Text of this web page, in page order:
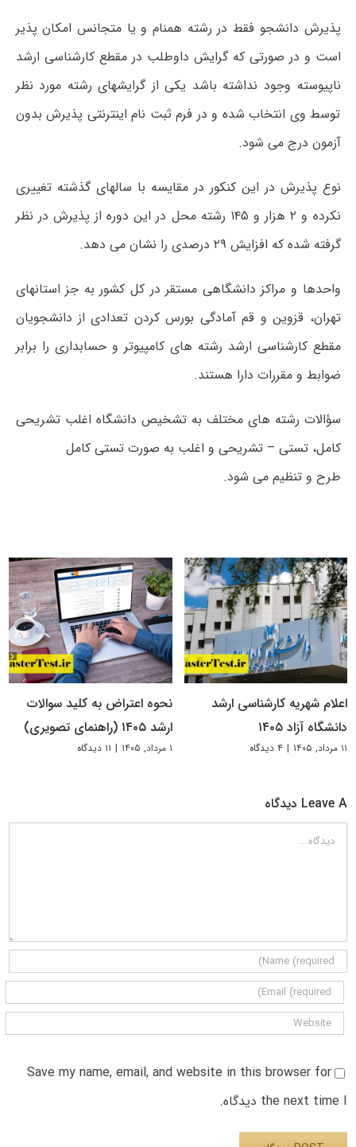
پذیرش دانشجو فقط در رشته همنام و یا متجانس امکان پذیر
است و در صورتی که گرایش داوطلب در مقطع کارشناسی ارشد
ناپیوسته وجود نداشته باشد یکی از گرایشهای رشته مورد نظر
توسط وی انتخاب شده و در فرم ثبت نام اینترنتی پذیرش بدون
آزمون درج می شود.
نوع پذیرش در این کنکور در مقایسه با سالهای گذشته تغییری
نکرده و ۲ هزار و ۱۴۵ رشته محل در این دوره از پذیرش در نظر
گرفته شده که افزایش ۲۹ درصدی را نشان می دهد.
واحدها و مراکز دانشگاهی مستقر در کل کشور به جز استانهای
تهران، قزوین و قم آمادگی بورس کردن تعدادی از دانشجویان
مقطع کارشناسی ارشد رشته های کامپیوتر و حسابداری را برابر
ضوابط و مقررات دارا هستند.
سؤالات رشته های مختلف به تشخیص دانشگاه اغلب تشریحی
کامل، تستی – تشریحی و اغلب به صورت تستی کامل
طرح و تنظیم می شود.
اعلام شهریه کارشناسی ارشد
دانشگاه آزاد ۱۴۰۵
۱۱ مرداد, ۱۴۰۵ | ۴ دیدگاه
نحوه اعتراض به کلید سوالات
ارشد ۱۴۰۵ (راهنمای تصویری)
۱ مرداد, ۱۴۰۵ | ۱۱ دیدگاه
Leave A دیدگاه
دیدگاه
Save my name, email, and website in this browser for
the next time I دیدگاه.